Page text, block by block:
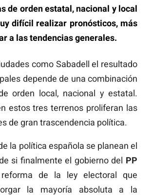
de orden estatal, nacional y local
difícil realizar pronósticos, más
a las tendencias generales.
como Sabadell el resultado
depende de una combinación
orden local, nacional y estatal.
estos tres terrenos proliferan las
de gran trascendencia política.
la política española se planean el
si finalmente el gobierno del PP
de la ley electoral que
la mayoría absoluta a la